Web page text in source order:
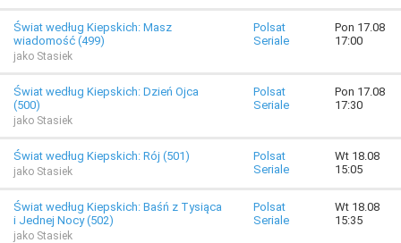
Świat według Kiepskich: Masz
wiadomość (499)
jako Stasiek
Polsat
Seriale
Pon 17.08
17:00
Świat według Kiepskich: Dzień Ojca
(500)
jako Stasiek
Polsat
Seriale
Pon 17.08
17:30
Świat według Kiepskich: Rój (501)
jako Stasiek
Polsat
Seriale
Wt 18.08
15:05
Świat według Kiepskich: Baśń z Tysiąca
i Jednej Nocy (502)
jako Stasiek
Polsat
Seriale
Wt 18.08
15:35